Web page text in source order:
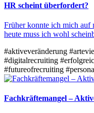
HR scheint überfordert?
Früher konnte ich mich auf
heute muss ich wohl
#aktiveveränderung #artevie
#digitalrecruiting
#futureofrecruiting
Fachkräftemangel –